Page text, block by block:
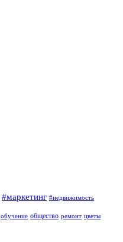
#маркетинг #недвижимость
обучение общество ремонт цветы